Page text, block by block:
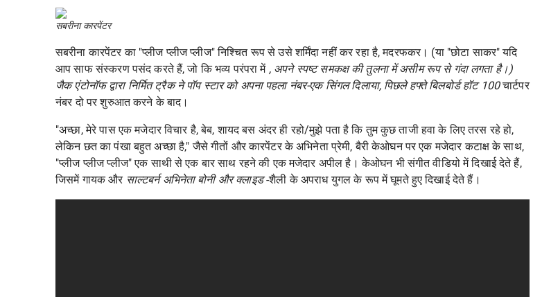
सबरीना कारपेंटर
सबरीना कारपेंटर का "प्लीज प्लीज प्लीज" निश्चित रूप से उसे शर्मिंदा नहीं कर रहा है, मदरफकर। (या "छोटा साकर" यदि
आप साफ संस्करण पसंद करते हैं, जो किभव्य परंपरा में , अपने स्पष्ट समकक्ष की तुलना में असीम रूप से गंदा लगता है।)
जैक एंटोनॉफ द्वारा निर्मित ट्रैक ने पॉप स्टार को अपना पहला नंबर-एक सिंगल दिलाया, पिछले हफ्ते बिलबोर्ड हॉट 100चार्टपर
नंबर दो पर शुरुआत करने के बाद।
"अच्छा, मेरे पास एक मजेदार विचार है, बेब, शायद बस अंदर ही रहो/मुझे पता है कि तुम कुछ ताजी हवा के लिए तरस रहे हो,
लेकिन छत का पंखा बहुत अच्छा है," जैसे गीतों और कारपेंटर के अभिनेता प्रेमी, बैरी केओघन पर एक मजेदार कटाक्ष के साथ,
"प्लीज प्लीज प्लीज" एक साथी से एक बार साथ रहने की एक मजेदार अपील है। केओघन भी संगीत वीडियो में दिखाई देते हैं,
जिसमें गायक और साल्टबर्न अभिनेताबोनी और क्लाइड-शैली के अपराध युगल के रूप में घूमते हुए दिखाई देते हैं।